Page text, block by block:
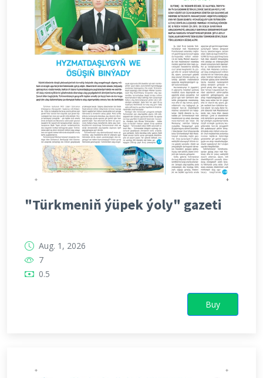
"Türkmeniň ýüpek ýoly" gazeti
Aug. 1, 2026
7
0.5
Buy